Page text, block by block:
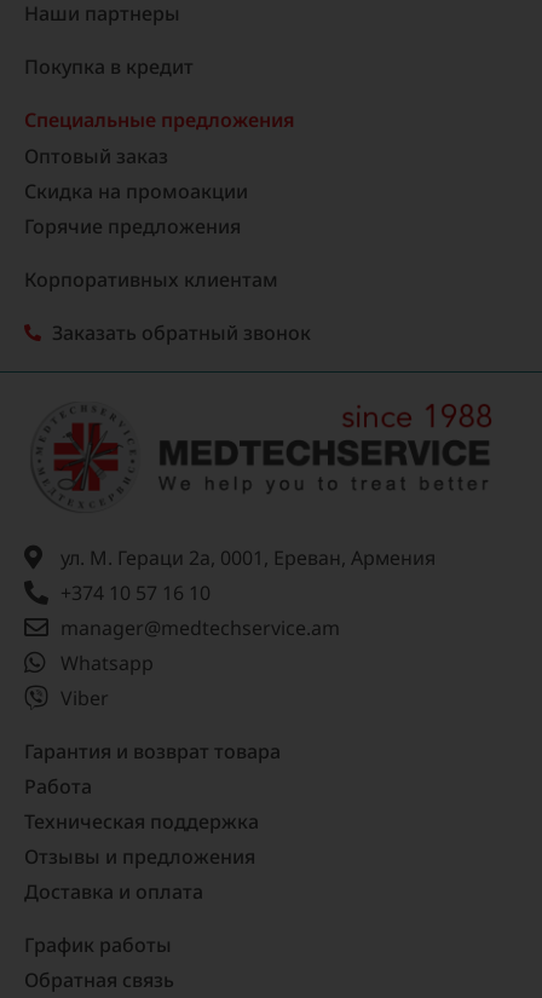
Наши партнеры
Покупка в кредит
Специальные предложения
Оптовый заказ
Скидка на промоакции
Горячие предложения
Корпоративных клиентам
Заказать обратный звонок
ул. М. Гераци 2а, 0001, Ереван, Армения
+374 10 57 16 10
manager@medtechservice.am
Whatsapp
Viber
Гарантия и возврат товара
Работа
Техническая поддержка
Отзывы и предложения
Доставка и оплата
График работы
Обратная связь